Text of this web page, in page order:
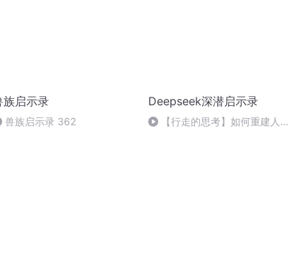
族启示录
兽族启示录 362
Deepseek深潜启示录
【行走的思考】如何重建人与